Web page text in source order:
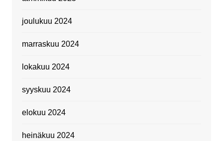
joulukuu 2024
marraskuu 2024
lokakuu 2024
syyskuu 2024
elokuu 2024
heinäkuu 2024